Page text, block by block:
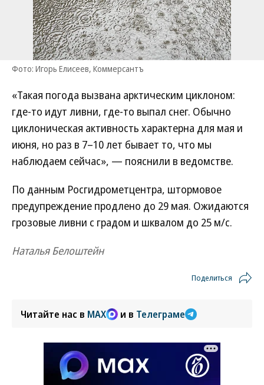
Фото: Игорь Елисеев, Коммерсантъ
«Такая погода вызвана арктическим циклоном:
где-то идут ливни, где-то выпал снег. Обычно
циклоническая активность характерна для мая и
июня, но раз в 7–10 лет бывает то, что мы
наблюдаем сейчас», — пояснили в ведомстве.
По данным Росгидрометцентра, штормовое
предупреждение продлено до 29 мая. Ожидаются
грозовые ливни с градом и шквалом до 25 м/с.
Наталья Белоштейн
Поделиться
Читайте нас в MAX и в Телеграме